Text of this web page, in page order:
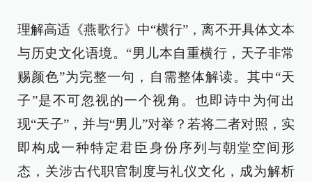
理解高适《燕歌行》中“横行”，离不开具体文本
与历史文化语境。“男儿本自重横行，天子非常
赐颜色”为完整一句，自需整体解读。其中“天
子”是不可忽视的一个视角。也即诗中为何出
现“天子”，并与“男儿”对举？若将二者对照，实
即构成一种特定君臣身份序列与朝堂空间形
态，关涉古代职官制度与礼仪文化，成为解析